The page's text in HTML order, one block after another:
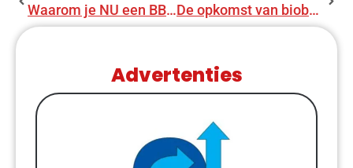
Waarom je NU een BBAN Quick Scan moet doen: jouw sleutel tot een succesvolle pandverbetering De opkomst van biobased bouwen: bouwen met de natuur
Advertenties